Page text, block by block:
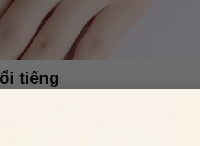
tiếng
hồ
đồng hồ Shokosha, phải đến năm
Vốn dĩ, tên gọi “Citizen” có ý